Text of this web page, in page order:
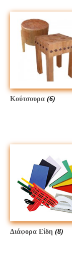
Κούτσουρα (6)
Διάφορα Είδη (8)